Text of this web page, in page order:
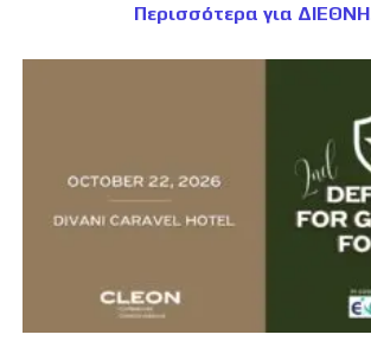
Περισσότερα για ΔΙΕΘΝΗ